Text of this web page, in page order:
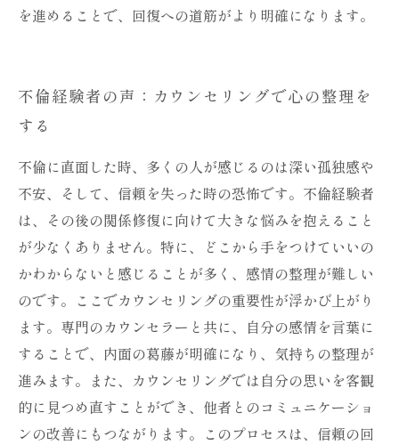
を進めることで、回復への道筋がより明確になります。
不倫経験者の声：カウンセリングで心の整理を
する
不倫に直面した時、多くの人が感じるのは深い孤独感や
不安、そして、信頼を失った時の恐怖です。不倫経験者
は、その後の関係修復に向けて大きな悩みを抱えること
が少なくありません。特に、どこから手をつけていいの
かわからないと感じることが多く、感情の整理が難しい
のです。ここでカウンセリングの重要性が浮かび上がり
ます。専門のカウンセラーと共に、自分の感情を言葉に
することで、内面の葛藤が明確になり、気持ちの整理が
進みます。また、カウンセリングでは自分の思いを客観
的に見つめ直すことができ、他者とのコミュニケーショ
ンの改善にもつながります。このプロセスは、信頼の回